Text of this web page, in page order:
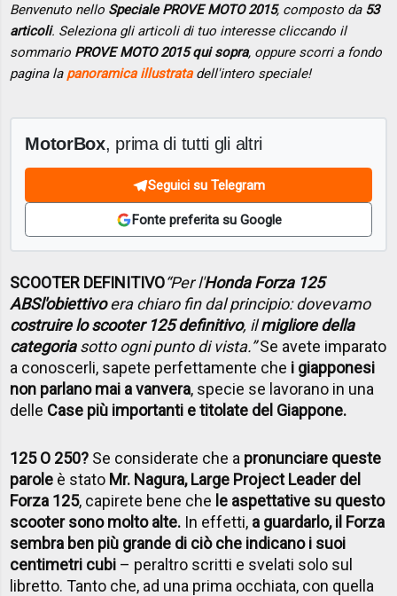
Benvenuto nello Speciale PROVE MOTO 2015, composto da 53
articoli. Seleziona gli articoli di tuo interesse cliccando il
sommario PROVE MOTO 2015 qui sopra, oppure scorri a fondo
pagina la panoramica illustratadell'intero speciale!
MotorBox, prima di tutti gli altri
Seguici su Telegram
Fonte preferita su Google
SCOOTER DEFINITIVO“Per l'Honda Forza 125
ABSl'obiettivoera chiaro fin dal principio: dovevamo
costruire lo scooter 125 definitivo, ilmigliore della
categoriasotto ogni punto di vista.”Se avete imparato
a conoscerli, sapete perfettamente che i giapponesi
non parlano mai a vanvera, specie se lavorano in una
delle Case più importanti e titolate del Giappone.
125 O 250? Se considerate che a pronunciare queste
parole è stato Mr. Nagura, Large Project Leader del
Forza 125, capirete bene che le aspettative su questo
scooter sono molto alte. In effetti, a guardarlo, il Forza
sembra ben più grande di ciò che indicano i suoi
centimetri cubi – peraltro scritti e svelati solo sul
libretto. Tanto che, ad una prima occhiata, con quella